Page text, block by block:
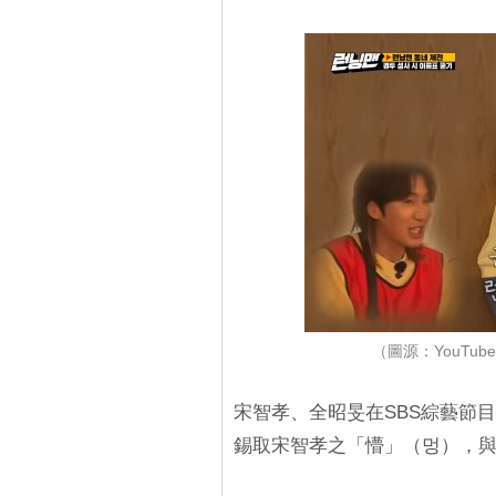
（圖源：
宋智孝、全昭旻在SBS綜藝節
錫取宋智孝之「懵」（멍），